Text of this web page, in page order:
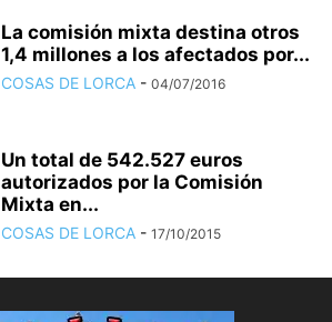
La comisión mixta destina otros
1,4 millones a los afectados por...
COSAS DE LORCA - 04/07/2016
Un total de 542.527 euros
autorizados por la Comisión
Mixta en...
COSAS DE LORCA - 17/10/2015